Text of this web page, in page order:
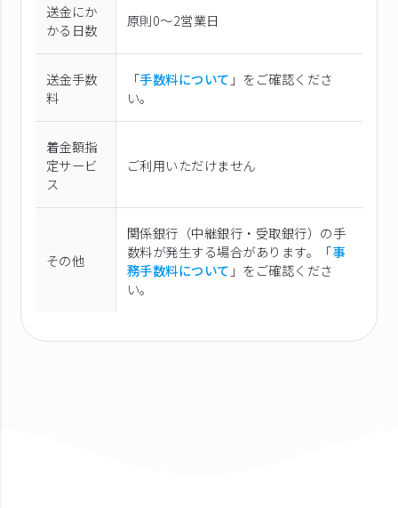
送金にか
かる日数
原則0〜2営業日
送金手数
料
「手数料について 」をご確認くださ
い。
着金額指
定サービ
ス
ご利用いただけません
その他
関係銀行（中継銀行・受取銀行）の手
数料が発生する場合があります。「事
務手数料について 」をご確認くださ
い。